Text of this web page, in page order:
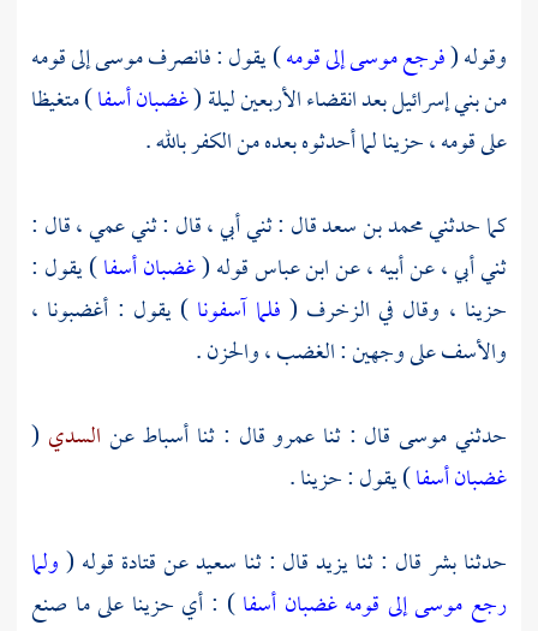
وقوله (فرجع موسى إلى قومه) يقول : فانصرفموسىإلى قومه
منبني إسرائيلبعد انقضاء الأربعين ليلة (غضبان أسفا) متغيظا
على قومه ، حزينا لما أحدثوه بعده من الكفر بالله .
كما حدثنيمحمد بن سعدقال : ثني أبي ، قال : ثني عمي ، قال :
ثني أبي ، عن أبيه ، عنابن عباسقوله (غضبان أسفا) يقول :
حزينا ، وقال في الزخرف ( فلما آسفونا ) يقول : أغضبونا ،
والأسف على وجهين : الغضب ، والحزن .
حدثنيموسى قال : ثنا عمروقال : ثنا أسباطعن السدي (
غضبان أسفا) يقول : حزينا .
حدثنابشرقال : ثنايزيدقال : ثنا سعيدعنقتادة قوله (ولما
رجع موسى إلى قومه غضبان أسفا) : أي حزينا على ما صنع